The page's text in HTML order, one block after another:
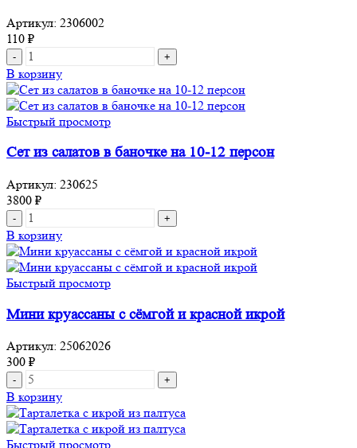
говядины
Артикул: 2306002
110 ₽
Количество
товара
Канапе
с
салями
моцареллой
В корзину
Быстрый просмотр
Сет из салатов в баночке на 10-12 персон
Артикул: 230625
3800 ₽
Количество
товара
Сет
из
салатов
баночке
10-
12
персон
В корзину
Быстрый просмотр
Мини круассаны с сёмгой и красной икрой
Артикул: 25062026
300 ₽
Количество
товара
Мини
круассаны
с
В корзину
Быстрый просмотр